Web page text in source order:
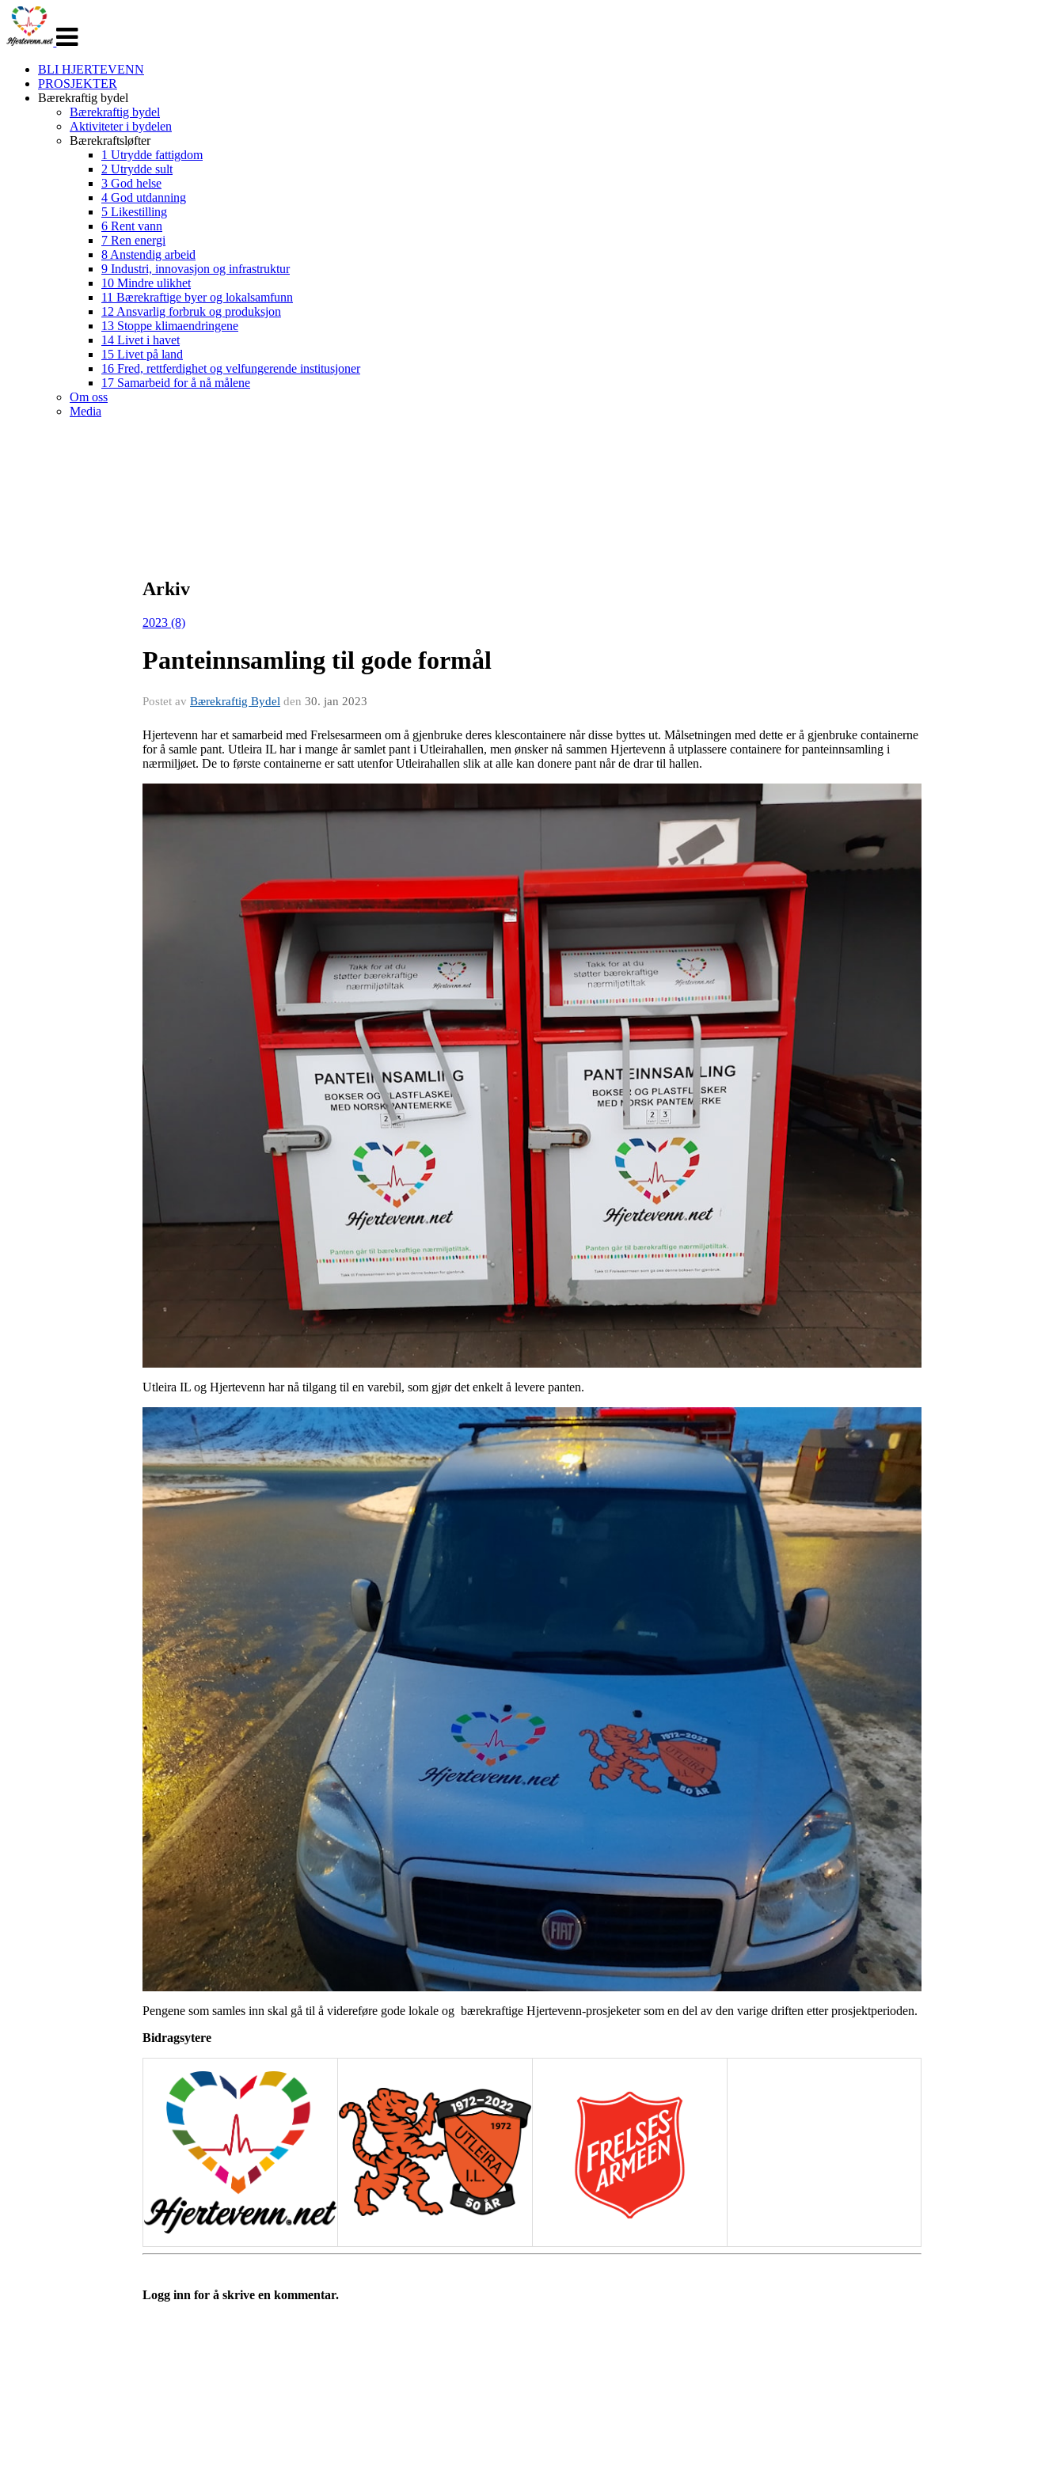
navigasjon
BLI HJERTEVENN
PROSJEKTER
Bærekraftig bydel
Bærekraftig bydel
Aktiviteter i bydelen
Bærekraftsløfter
1 Utrydde fattigdom
2 Utrydde sult
3 God helse
4 God utdanning
5 Likestilling
6 Rent vann
7 Ren energi
8 Anstendig arbeid
9 Industri, innovasjon og infrastruktur
10 Mindre ulikhet
11 Bærekraftige byer og lokalsamfunn
12 Ansvarlig forbruk og produksjon
13 Stoppe klimaendringene
14 Livet i havet
15 Livet på land
16 Fred, rettferdighet og velfungerende institusjoner
17 Samarbeid for å nå målene
Om oss
Media
Arkiv
2023 (8)
Panteinnsamling til gode formål
Postet av Bærekraftig Bydel den 30. jan 2023
Hjertevenn har et samarbeid med Frelsesarmeen om å gjenbruke deres klescontainere når disse byttes ut. Målsetningen med dette er å gjenbruke containerne
for å samle pant. Utleira IL har i mange år samlet pant i Utleirahallen, men ønsker nå sammen Hjertevenn å utplassere containere for panteinnsamling i
nærmiljøet. De to første containerne er satt utenfor Utleirahallen slik at alle kan donere pant når de drar til hallen.
Utleira IL og Hjertevenn har nå tilgang til en varebil, som gjør det enkelt å levere panten.
Pengene som samles inn skal gå til å videreføre gode lokale og bærekraftige Hjertevenn-prosjeketer som en del av den varige driften etter prosjektperioden.
Bidragsytere
Logg inn for å skrive en kommentar.